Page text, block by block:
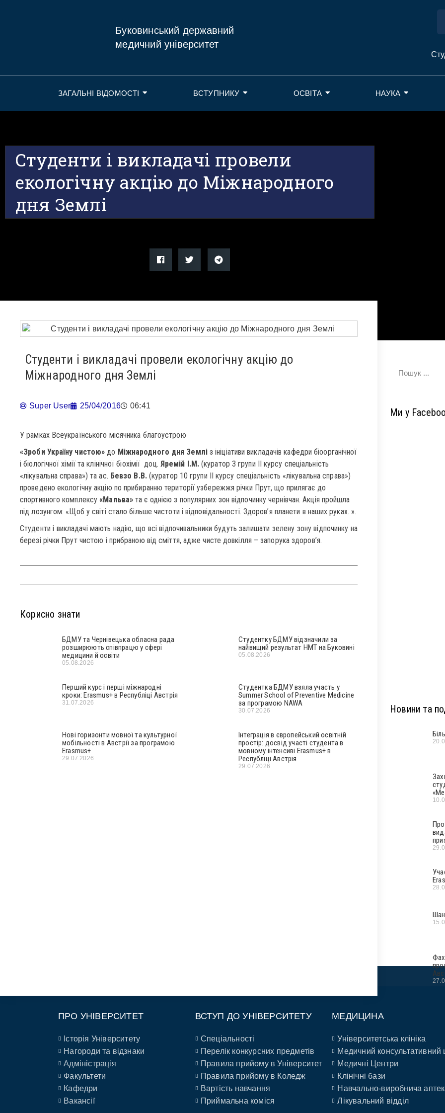
Буковинський державний
медичний університет
ЗАГАЛЬНІ ВІДОМОСТІ ВСТУПНИКУ ОСВІТА НАУКА
Студенти і викладачі провели
екологічну акцію до Міжнародного
дня Землі
Студенти і викладачі провели екологічну акцію до
Міжнародного дня Землі
Super User 25/04/2016 06:41
У рамках Всеукраїнського місячника благоустрою
«Зроби Україну чистою» до Міжнародного дня Земліз ініціативи викладачів кафедри біоорганічної
і біологічної хімії та клінічної біохімії доц. Яремій І.М.(куратор 3 групи ІІ курсу спеціальність
«лікувальна справа») та ас. Бевзо В.В.(куратор 10 групи ІІ курсу спеціальність «лікувальна справа»)
проведено екологічну акцію по прибиранню території узбережжя річки Прут, що прилягає до
спортивного комплексу«Мальва» та є однією з популярних зон відпочинку чернівчан. Акція пройшла
під лозунгом: «Щоб у світі стало більше чистоти і відповідальності. Здоров’я планети в наших руках. ».
Студенти і викладачі мають надію, що всі відпочивальники будуть залишати зелену зону відпочинку на
березі річки Прут чистою і прибраною від сміття, адже чисте довкілля – запорука здоров’я.
Корисно знати
БДМУ та Чернівецька обласна рада
розширюють співпрацю у сфері
медицини й освіти
05.08.2026
Студентку БДМУ відзначили за
найвищий результат НМТ на Буковині
05.08.2026
Перший курс і перші міжнародні
кроки: Erasmus+ в Республіці Австрія
31.07.2026
Студентка БДМУ взяла участь у
Summer School of Preventive Medicine
за програмою NAWA
30.07.2026
Нові горизонти мовної та культурної
мобільності в Австрії за програмою
Erasmus+
29.07.2026
Інтеграція в європейський освітній
простір: досвід участі студента в
мовному інтенсиві Erasmus+ в
Республіці Австрія
29.07.2026
Ми у
Новини та
ПРО УНІВЕРСИТЕТ
Історія Університету
Нагороди та відзнаки
Адміністрація
Факультети
Кафедри
Вакансії
ВСТУП ДО УНІВЕРСИТЕТУ
Спеціальності
Перелік конкурсних предметів
Правила прийому в Університет
Правила прийому в Коледж
Вартість навчання
Приймальна коміся
МЕДИЦИНА
Університетська клініка
Медичний консультативний
Медичні Центри
Клінічні бази
Навчально-виробнича
Лікувальний відділ